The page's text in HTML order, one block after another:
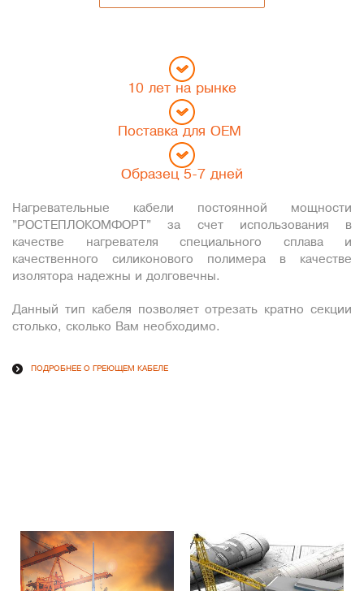
10 лет на рынке
Поставка для OEM
Образец 5-7 дней
Нагревательные кабели постоянной мощности
"РОСТЕПЛОКОМФОРТ" за счет использования в
качестве нагревателя специального сплава и
качественного силиконового полимера в качестве
изолятора надежны и долговечны.
Данный тип кабеля позволяет отрезать кратно секции
столько, сколько Вам необходимо.
ПОДРОБНЕЕ О ГРЕЮЩЕМ КАБЕЛЕ